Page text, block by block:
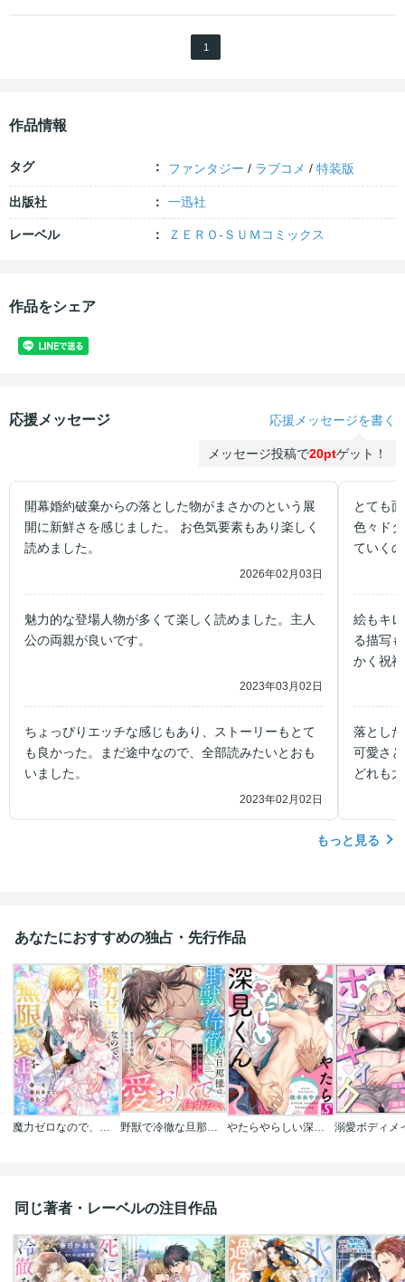
1
作品情報
タグ ファンタジー / ラブコメ /特装版
出版社 一迅社
レーベル ＺＥＲＯ-ＳＵＭコミックス
作品をシェア
応援メッセージ 応援メッセージを書く
メッセージ投稿で20ptゲット！
開幕婚約破棄からの落とした物がまさかのという展
開に新鮮さを感じました。 お色気要素もあり楽しく
読めました。
2026年02月03日
魅力的な登場人物が多くて楽しく読めました。主人
公の両親が良いです。
2023年03月02日
ちょっぴりエッチな感じもあり、ストーリーもとて
も良かった。まだ途中なので、全部読みたいとおも
いました。
2023年02月02日
とても
色々ド
ていく
絵もキ
る描写
かく祝
落とし
可愛さ
どれも
もっと見る
あなたにおすすめの独占・先行作品
魔力ゼロなので、侯爵様に無限の愛を注がれます【タテヨミ】【フルカラー】 野獣で冷徹な旦那様は､悪役令嬢と呼ばれる妻が愛おしくて仕方ない【描き下ろし漫画&ComicFesta限定特典付き】 やたらやらしい深見くん
同じ著者・レーベルの注目作品